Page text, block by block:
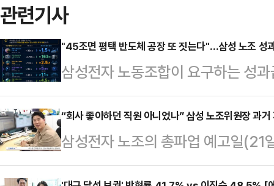
관련기사
"45조면 평택 반도체 공장 또 짓는다"…삼성 노조 성
삼성전자 노동조합이 요구하는 성
투자 관점에서 환산한 비교 자료가
순한 비용이 아니라, 글로벌 기술
금 규모라는 점을 시각적으로 보여
니티 등에 따르면 해당 자료는 45
“회사 좋아하던 직원 아니었나” 삼성 노조위원장 과거
삼성전자 노조의 총파업 예고일(21
과거 삼성전자 반도체 뉴스룸의 임